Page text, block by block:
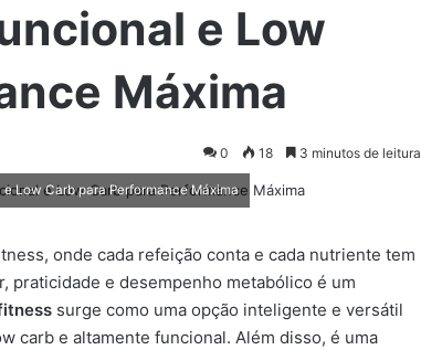
e Low
Máxima
0 18 3 minutos de leitura
Low Carb para Performance Máxima
onde cada refeição conta e cada nutriente tem
praticidade e desempenho metabólico é um
surge como uma opção inteligente e versátil
carb e altamente funcional. Além disso, é uma